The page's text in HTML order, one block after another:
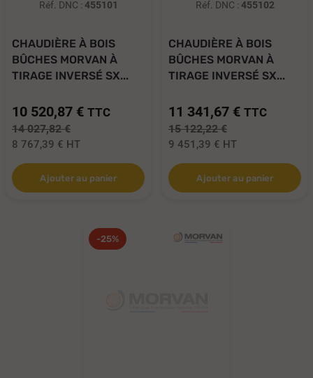
Réf. DNC : 455101
CHAUDIÈRE À BOIS
BÛCHES MORVAN À
TIRAGE INVERSÉ SX...
10 520,87 € TTC
14 027,82 €
8 767,39 € HT
Ajouter au panier
Réf. DNC : 455102
CHAUDIÈRE À BOIS
BÛCHES MORVAN À
TIRAGE INVERSÉ SX...
11 341,67 € TTC
15 122,22 €
9 451,39 € HT
Ajouter au panier
-25%